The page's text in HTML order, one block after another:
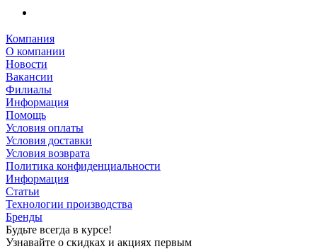
Компания
О компании
Новости
Вакансии
Филиалы
Информация
Помощь
Условия оплаты
Условия доставки
Условия возврата
Политика конфиденциальности
Информация
Статьи
Технологии производства
Бренды
Будьте всегда в курсе!
Узнавайте о скидках и акциях первым